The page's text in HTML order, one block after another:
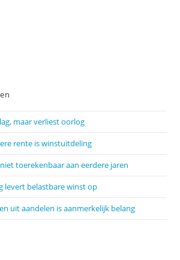
maar verliest oorlog
rente is winstuitdeling
toerekenbaar aan eerdere jaren
levert belastbare winst op
uit aandelen is aanmerkelijk belang